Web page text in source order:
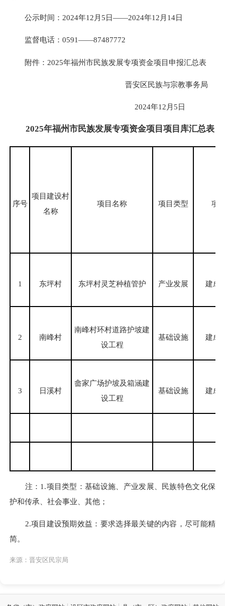
公示时间：2024年12月5日——2024年12月14日
监督电话：0591——87487772
附件：2025年福州市民族发展专项资金项目申报汇总表
晋安区民族与宗教事务局
2024年12月5日
2025年福州市民族发展专项资金项目项目库汇总表
序号
项目建设村
名称
项目名称 项目类型 项
1 东坪村 东坪村灵芝种植管护 产业发展 建成
2 南峰村
南峰村环村道路护坡建
设工程
基础设施 建成
3 日溪村
畲家广场护坡及箱涵建
设工程
基础设施 建成
注：1.项目类型：基础设施、产业发展、民族特色文化保
护和传承、社会事业、其他；
2.项目建设预期效益：要求选择最关键的内容，尽可能精
简。
来源：晋安区民宗局